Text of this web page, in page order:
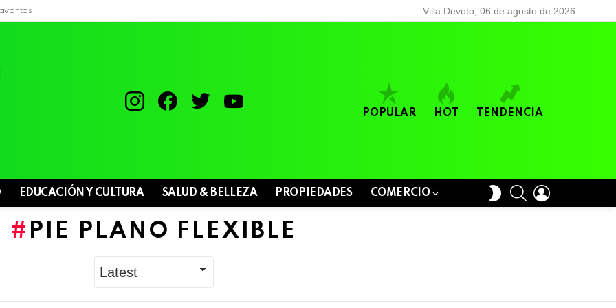
Villa Devoto, 06 de agosto de 2026
POPULAR HOT TENDENCIA
EDUCACIÓN Y CULTURA SALUD & BELLEZA PROPIEDADES COMERCIO
SWITCH
SKIN
BUSCAR
PIE PLANO FLEXIBLE